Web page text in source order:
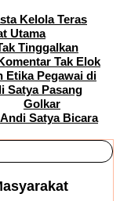
Kelola Teras
Utama
Tinggalkan
Tak Elok
Etika Pegawai di
Satya Pasang
Golkar
Satya Bicara